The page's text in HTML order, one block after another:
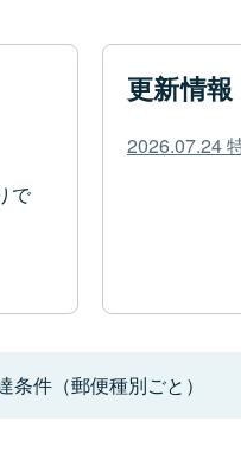
で
更新情報
2026.07.24
条件（郵便種別ごと）